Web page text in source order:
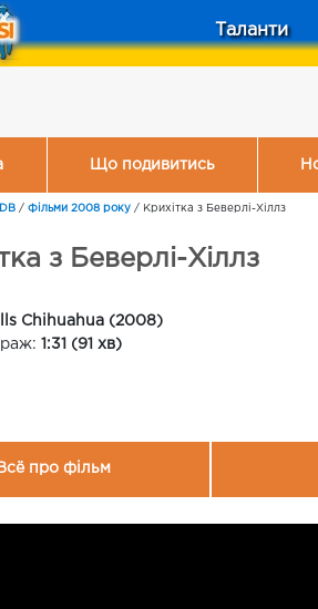
Таланти
Що подивитись
/ Фільми 2008 року / Крихітка з Беверлі-Хіллз
з Беверлі-Хіллз
Chihuahua (2008)
1:31 (91 хв)
Всё про фільм